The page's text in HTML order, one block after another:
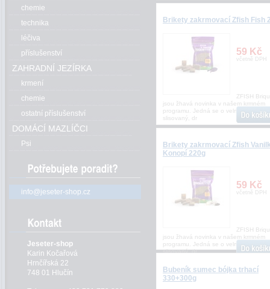
Brikety zakrmovací Zfish Fish
59 Kč
včetně DPH
ZFISH
jsou žhavá novinka v našem krmném
programu. Jedná se o velmi kvalitní a
slisovaný, dr
Brikety zakrmovací Zfish
Konopí 220g
59 Kč
včetně DPH
ZFISH
jsou žhavá novinka v našem krmném
programu. Jedná se o velmi kvalitní a
slisovaný, dr
Bubeník sumec bójka trhací
330+300g
chemie
technika
léčiva
příslušenství
ZAHRADNÍ JEZÍRKA
krmení
chemie
ostatní příslušenství
DOMÁCÍ MAZLÍČCI
Psi
info@jeseter-shop.cz
Jeseter-shop
Karin Kočařová
Hrnčířská 22
748 01 Hlučín